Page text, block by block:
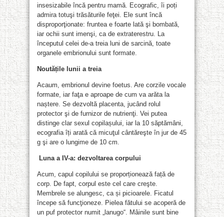
insesizabile încă pentru mamă. Ecografic, îi poți
admira totuşi trăsăturile feţei. Ele sunt încă
disproporţionate: fruntea e foarte lată şi bombată,
iar ochii sunt imenşi, ca de extraterestru. La
începutul celei de-a treia luni de sarcină, toate
organele embrionului sunt formate.
Noutățile lunii a treia
Acaum, embrionul devine foetus . Are corzile vocale
formate, iar faţa e aproape de cum va arăta la
naștere. Se dezvoltă placenta, jucând rolul
protector şi de furnizor de nutrienţi. Vei putea
distinge clar sexul copilașului, iar la 10 săptămâni,
ecografia îți arată că micuţul cântăreşte în jur de 45
g şi are o lungime de 10 cm.
Luna a IV-a: dezvoltarea corpului
Acum, capul copilului se proporționează față de
corp. De fapt, corpul este cel care creşte.
Membrele se alungesc, ca și picioarele. Ficatul
începe să funcţioneze. Pielea fătului se acoperă de
un puf protector numit „lanugo“. Mâinile sunt bine